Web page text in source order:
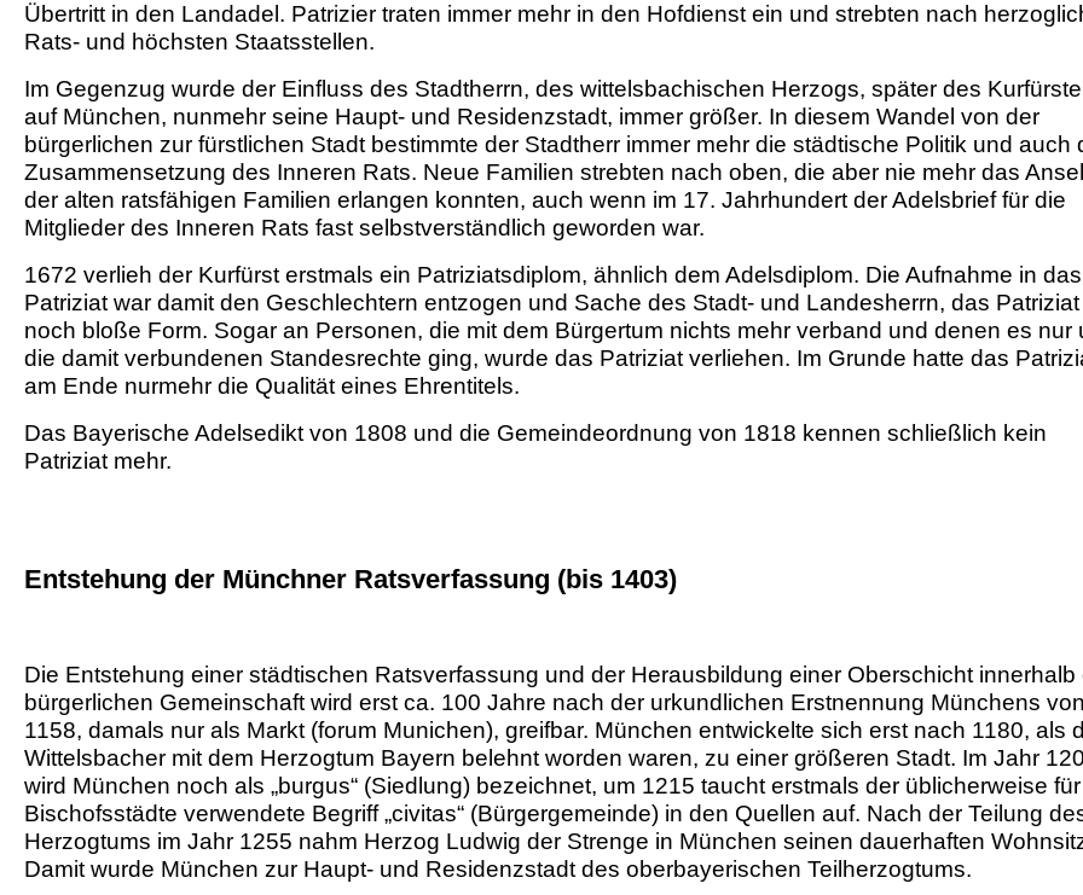
Übertritt in den Landadel. Patrizier traten immer mehr in den Hofdienst ein und strebten nach
Rats- und höchsten Staatsstellen.
Im Gegenzug wurde der Einfluss des Stadtherrn, des wittelsbachischen Herzogs, später des
auf München, nunmehr seine Haupt- und Residenzstadt, immer größer. In diesem Wandel von der
bürgerlichen zur fürstlichen Stadt bestimmte der Stadtherr immer mehr die städtische Politik und auch
Zusammensetzung des Inneren Rats. Neue Familien strebten nach oben, die aber nie mehr das
der alten ratsfähigen Familien erlangen konnten, auch wenn im 17. Jahrhundert der Adelsbrief für die
Mitglieder des Inneren Rats fast selbstverständlich geworden war.
1672 verlieh der Kurfürst erstmals ein Patriziatsdiplom, ähnlich dem Adelsdiplom. Die Aufnahme in das
Patriziat war damit den Geschlechtern entzogen und Sache des Stadt- und Landesherrn, das
noch bloße Form. Sogar an Personen, die mit dem Bürgertum nichts mehr verband und denen es nur
die damit verbundenen Standesrechte ging, wurde das Patriziat verliehen. Im Grunde hatte das
am Ende nurmehr die Qualität eines Ehrentitels.
Das Bayerische Adelsedikt von 1808 und die Gemeindeordnung von 1818 kennen schließlich kein
Patriziat mehr.
Entstehung der Münchner Ratsverfassung (bis 1403)
Die Entstehung einer städtischen Ratsverfassung und der Herausbildung einer Oberschicht innerhalb
bürgerlichen Gemeinschaft wird erst ca. 100 Jahre nach der urkundlichen Erstnennung Münchens von
1158, damals nur als Markt (forum Munichen), greifbar. München entwickelte sich erst nach 1180, als
Wittelsbacher mit dem Herzogtum Bayern belehnt worden waren, zu einer größeren Stadt. Im Jahr
wird München noch als „burgus“ (Siedlung) bezeichnet, um 1215 taucht erstmals der üblicherweise für
Bischofsstädte verwendete Begriff „civitas“ (Bürgergemeinde) in den Quellen auf. Nach der Teilung
Herzogtums im Jahr 1255 nahm Herzog Ludwig der Strenge in München seinen dauerhaften
Damit wurde München zur Haupt- und Residenzstadt des oberbayerischen Teilherzogtums.